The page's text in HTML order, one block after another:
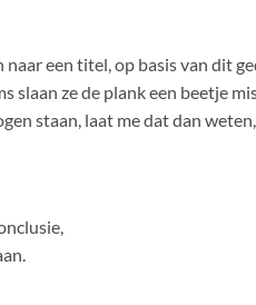
een titel, op basis van dit
slaan ze de plank een beetje
staan, laat me dat dan